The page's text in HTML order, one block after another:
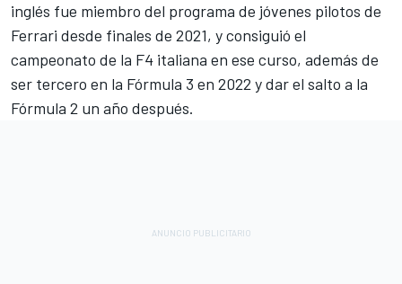
inglés fue miembro del programa de jóvenes pilotos de
Ferrari desde finales de 2021, y consiguió el
campeonato de la F4 italiana en ese curso, además de
ser tercero en la Fórmula 3 en 2022 y dar el salto a la
Fórmula 2 un año después.